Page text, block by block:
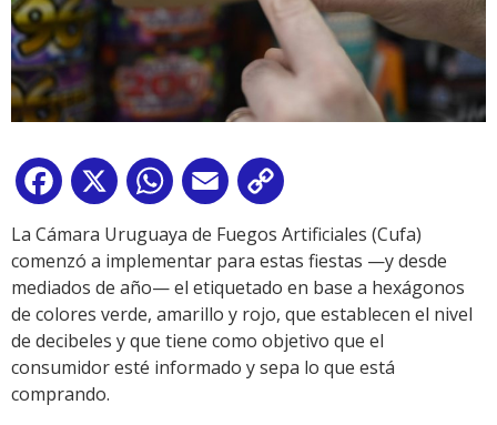
Facebook
X WhatsApp
Email
Link
La Cámara Uruguaya de Fuegos Artificiales (Cufa)
comenzó a implementar para estas fiestas —y desde
mediados de año— el etiquetado en base a hexágonos
de colores verde, amarillo y rojo, que establecen el nivel
de decibeles y que tiene como objetivo que el
consumidor esté informado y sepa lo que está
comprando.